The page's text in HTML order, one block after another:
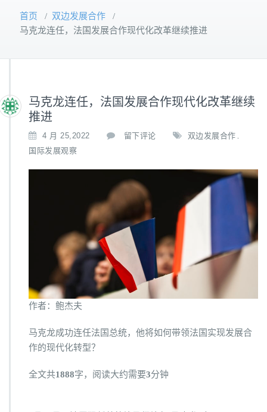
首页 / 双边发展合作 /
马克龙连任，法国发展合作现代化改革继续推进
马克龙连任，法国发展合作现代化改革继续
推进
4 月 25,2022 留下评论 双边发展合作 ,
国际发展观察
作者：鲍杰夫
马克龙成功连任法国总统，他将如何带领法国实现发展合
作的现代化转型？
全文共1888字，阅读大约需要3分钟